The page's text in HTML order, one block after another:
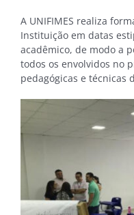
A UNIFIMES realiza
Instituição em datas
acadêmico, de modo a
todos os envolvidos no
pedagógicas e técnicas